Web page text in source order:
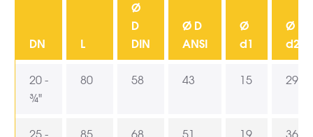
DN L
Ø
D
DIN
Ø D
ANSI
Ø
d1
Ø
d2
20 -
¾"
80 58 43 15 29
25 - 85 68 51 19 36,5